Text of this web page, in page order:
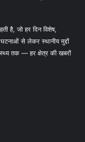
है, जो हर दिन विशेष,
से लेकर स्थानीय मुद्दों
तक — हर क्षेत्र की खबरों